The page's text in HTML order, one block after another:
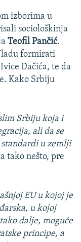
izborima u
sociološkinja
Teofil Pančić.
formirati
Dačića, te da
Kako Srbiju
Srbiju koja i
ali da se
u zemlji
tako nešto, pre
EU u kojoj je
u kojoj
dalje, moguće
principe, a